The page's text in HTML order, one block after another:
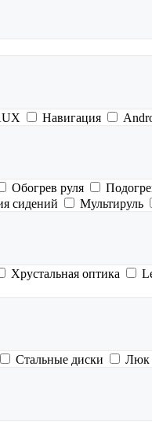
Навигация
Обогрев руля
сидений Мультируль
Хрустальная оптика
Стальные диски Люк